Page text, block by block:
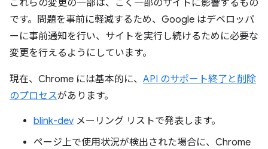
これらの変更の一部は、ごく一部のサイトに影響するもの
です。問題を事前に軽減するため、Google はデベロッパ
ーに事前通知を行い、サイトを実行し続けるために必要な
変更を行えるようにしています。
現在、Chrome には基本的に、 API のサポート終了と削除
のプロセスがあります。
blink-dev メーリング リストで発表します。
ページ上で使用状況が検出された場合に、Chrome